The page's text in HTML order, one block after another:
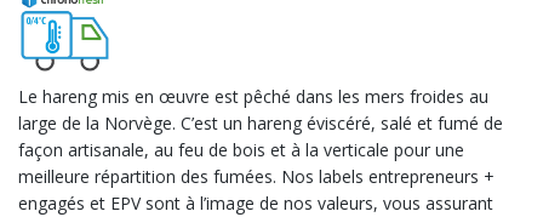
Le hareng mis en œuvre est pêché dans les mers froides au
large de la Norvège. C’est un hareng éviscéré, salé et fumé de
façon artisanale, au feu de bois et à la verticale pour une
meilleure répartition des fumées. Nos labels entrepreneurs +
engagés et EPV sont à l’image de nos valeurs, vous assurant